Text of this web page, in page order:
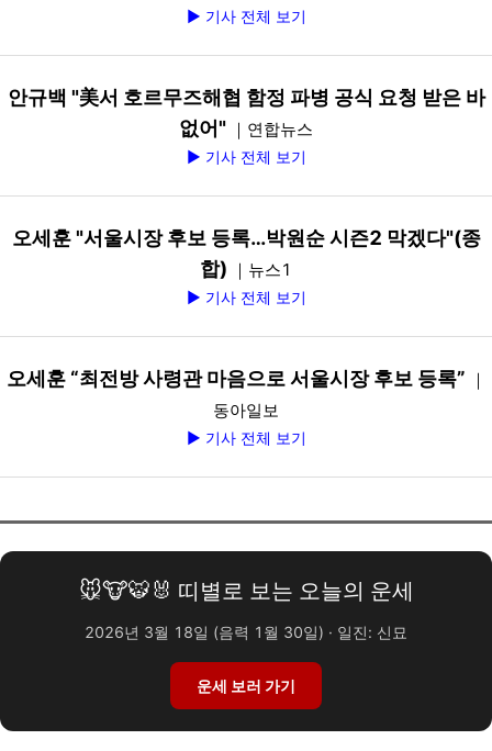
▶ 기사 전체 보기
안규백 "美서 호르무즈해협 함정 파병 공식 요청 받은 바
없어" ｜연합뉴스
▶ 기사 전체 보기
오세훈 "서울시장 후보 등록…박원순 시즌2 막겠다"(종
합)
｜뉴스1
▶ 기사 전체 보기
오세훈 “최전방 사령관 마음으로 서울시장 후보 등록”
｜
동아일보
▶ 기사 전체 보기
🐭🐮🐯🐰 띠별로 보는 오늘의 운세
2026년 3월 18일 (음력 1월 30일) · 일진: 신묘
운세 보러 가기